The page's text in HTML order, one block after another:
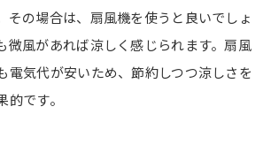
その場合は、扇風機を使うと良いでしょ
微風があれば涼しく感じられます。扇風
電気代が安いため、節約しつつ涼しさを
です。